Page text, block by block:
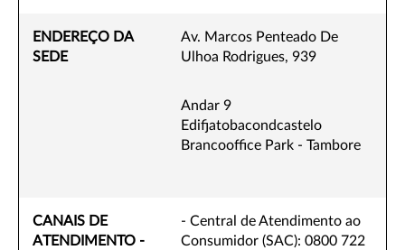
ENDEREÇO DA
SEDE
Av. Marcos Penteado De
Ulhoa Rodrigues, 939
Andar 9
Edifjatobacondcastelo
Brancooffice Park - Tambore
CANAIS DE
ATENDIMENTO -
- Central de Atendimento ao
Consumidor (SAC): 0800 722